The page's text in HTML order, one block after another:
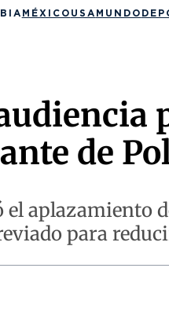
MÉXICO USA MUNDO
de
aplazamiento
para